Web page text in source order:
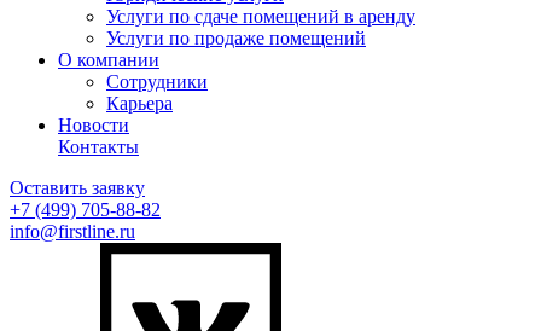
Услуги по сдаче помещений в аренду
Услуги по продаже помещений
О компании
Сотрудники
Карьера
Новости
Контакты
Оставить заявку
+7 (499) 705-88-82
info@firstline.ru